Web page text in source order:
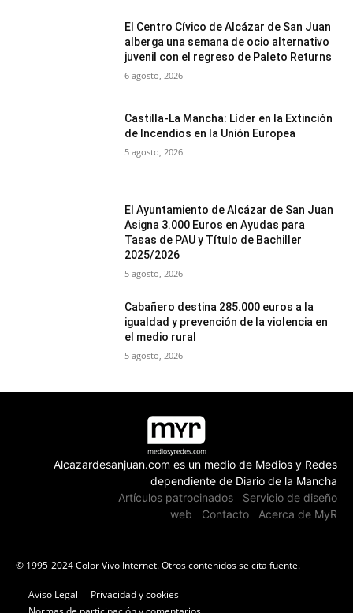
El Centro Cívico de Alcázar de San Juan
alberga una semana de ocio alternativo
juvenil con el regreso de Paleto Returns
6 agosto, 2026
Castilla-La Mancha: Líder en la Extinción
de Incendios en la Unión Europea
5 agosto, 2026
El Ayuntamiento de Alcázar de San Juan
Asigna 3.000 Euros en Ayudas para
Tasas de PAU y Título de Bachiller
2025/2026
5 agosto, 2026
Cabañero destina 285.000 euros a la
igualdad y prevención de la violencia en
el medio rural
5 agosto, 2026
Alcazardesanjuan.com es un medio de Medios y Redes
dependiente de Diario de la Mancha
Artículos patrocinados
Servicio de diseño
web
Contacto Acerca de MyR
© 1995-2024 Color Vivo Internet. Otros contenidos se cita fuente.
Aviso Legal
Privacidad y cookies